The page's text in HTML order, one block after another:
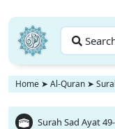
Home ➤ Al-Quran ➤
Surah Sad Ayat